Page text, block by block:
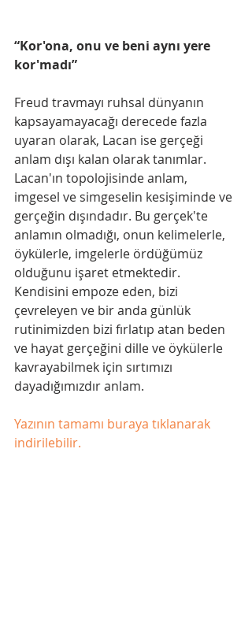
“Kor'ona, onu ve beni aynı yere
kor'madı”
Freud travmayı ruhsal dünyanın
kapsayamayacağı derecede fazla
uyaran olarak, Lacan ise gerçeği
anlam dışı kalan olarak tanımlar.
Lacan'ın topolojisinde anlam,
imgesel ve simgeselin kesişiminde ve
gerçeğin dışındadır. Bu gerçek'te
anlamın olmadığı, onun kelimelerle,
öykülerle, imgelerle ördüğümüz
olduğunu işaret etmektedir.
Kendisini empoze eden, bizi
çevreleyen ve bir anda günlük
rutinimizden bizi fırlatıp atan beden
ve hayat gerçeğini dille ve öykülerle
kavrayabilmek için sırtımızı
dayadığımızdır anlam.
Yazının tamamı buraya tıklanarak
indirilebilir.